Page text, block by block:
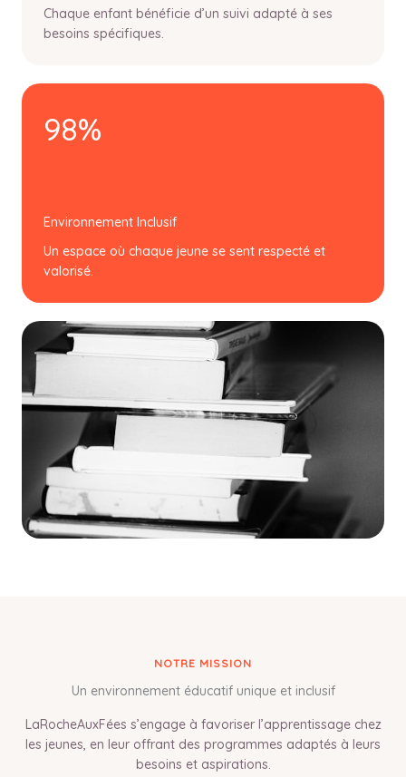
Chaque enfant bénéficie d’un suivi adapté à ses
besoins spécifiques.
98%
Environnement Inclusif
Un espace où chaque jeune se sent respecté et
valorisé.
NOTRE MISSION
Un environnement éducatif unique et inclusif
LaRocheAuxFées s’engage à favoriser l’apprentissage chez
les jeunes, en leur offrant des programmes adaptés à leurs
besoins et aspirations.